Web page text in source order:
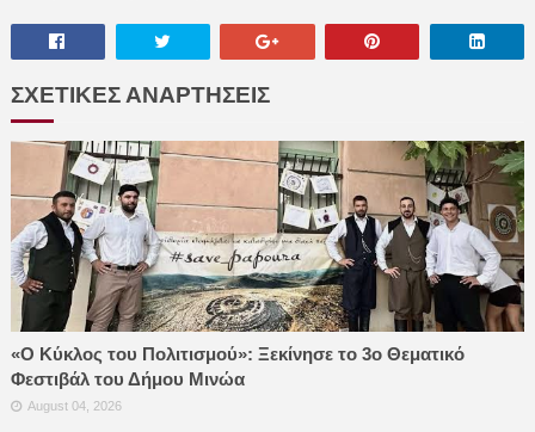
ΣΧΕΤΙΚΕΣ ΑΝΑΡΤΗΣΕΙΣ
«Ο Κύκλος του Πολιτισμού»: Ξεκίνησε το 3ο Θεματικό
Φεστιβάλ του Δήμου Μινώα
August 04, 2026